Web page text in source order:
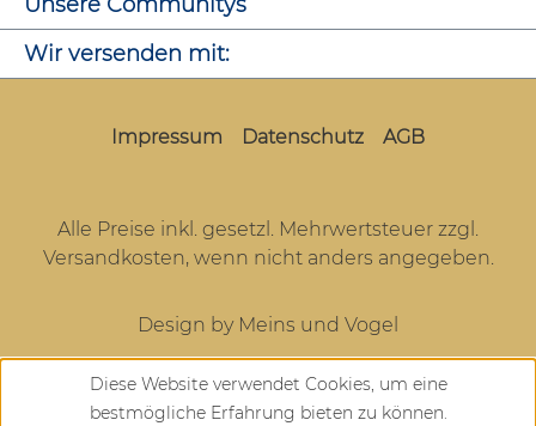
Wir versenden mit:
Impressum Datenschutz AGB
Alle Preise inkl. gesetzl. Mehrwertsteuer zzgl.
Versandkosten, wenn nicht anders angegeben.
Design by Meins und Vogel
Diese Website verwendet Cookies, um eine
bestmögliche Erfahrung bieten zu können.